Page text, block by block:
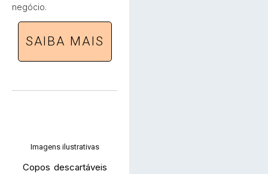
negócio.
SAIBA MAIS
Imagens ilustrativas
Copos descartáveis